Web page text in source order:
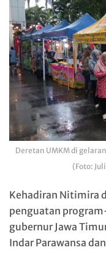
Deretan UMKM di
(Foto:
Kehadiran Nitimira
penguatan
gubernur Jawa
Indar Parawansa